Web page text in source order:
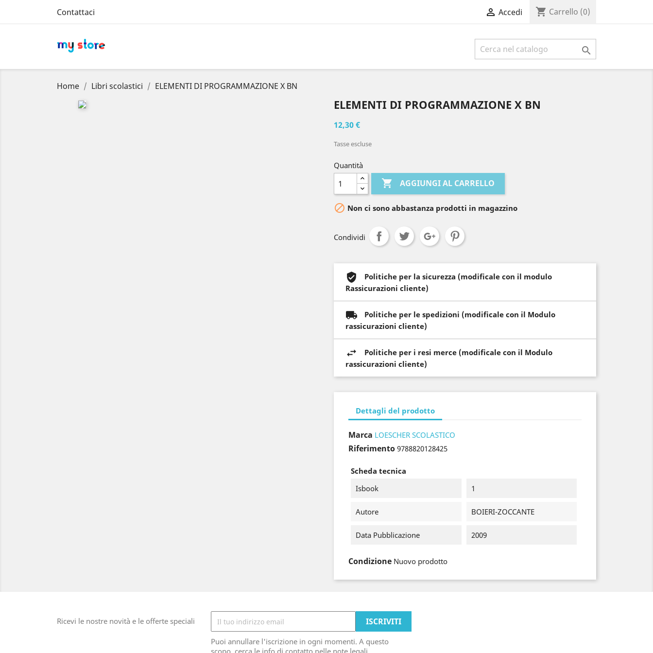
Contattaci  Accedi shopping_cart Carrello (0)

Home Libri scolastici ELEMENTI DI PROGRAMMAZIONE X BN
ELEMENTI DI PROGRAMMAZIONE X BN
12,30 €
Tasse escluse
Quantità
 AGGIUNGI AL CARRELLO
 Non ci sono abbastanza prodotti in magazzino
Condividi
Politiche per la sicurezza (modificale con il modulo
Rassicurazioni cliente)
Politiche per le spedizioni (modificale con il Modulo
rassicurazioni cliente)
Politiche per i resi merce (modificale con il Modulo
rassicurazioni cliente)
Dettagli del prodotto
Marca LOESCHER SCOLASTICO
Riferimento 9788820128425
Scheda tecnica
Isbook
1
Autore BOIERI-ZOCCANTE
Data Pubblicazione 2009
Condizione Nuovo prodotto
Ricevi le nostre novità e le offerte speciali
Puoi annullare l'iscrizione in ogni momenti. A questo
scopo, cerca le info di contatto nelle note legali.